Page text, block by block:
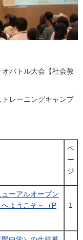
オバトル大会【社会教
トレーニングキャンプ
ペ
ー
ジ
ーアルオープン
ようこそ～（P
1